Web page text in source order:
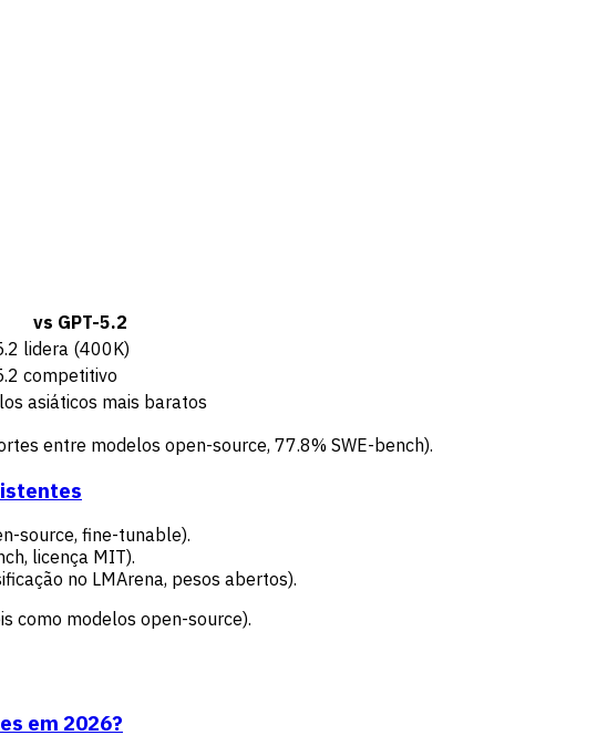
vs GPT-5.2
lidera (400K)
competitivo
asiáticos mais baratos
entre modelos open-source, 77.8% SWE-bench).
source, fine-tunable).
licença MIT).
no LMArena, pesos abertos).
como modelos open-source).
em 2026?